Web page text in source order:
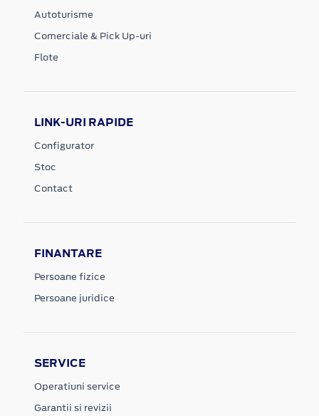
Autoturisme
Comerciale & Pick Up-uri
Flote
LINK-URI RAPIDE
Configurator
Stoc
Contact
FINANTARE
Persoane fizice
Persoane juridice
SERVICE
Operatiuni service
Garantii si revizii